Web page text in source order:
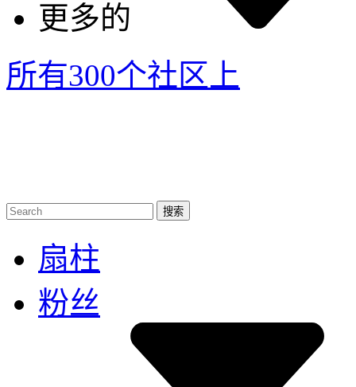
更多的
所有300个社区 上
扇柱
粉丝